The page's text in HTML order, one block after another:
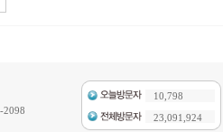
2098
10,798
23,091,924